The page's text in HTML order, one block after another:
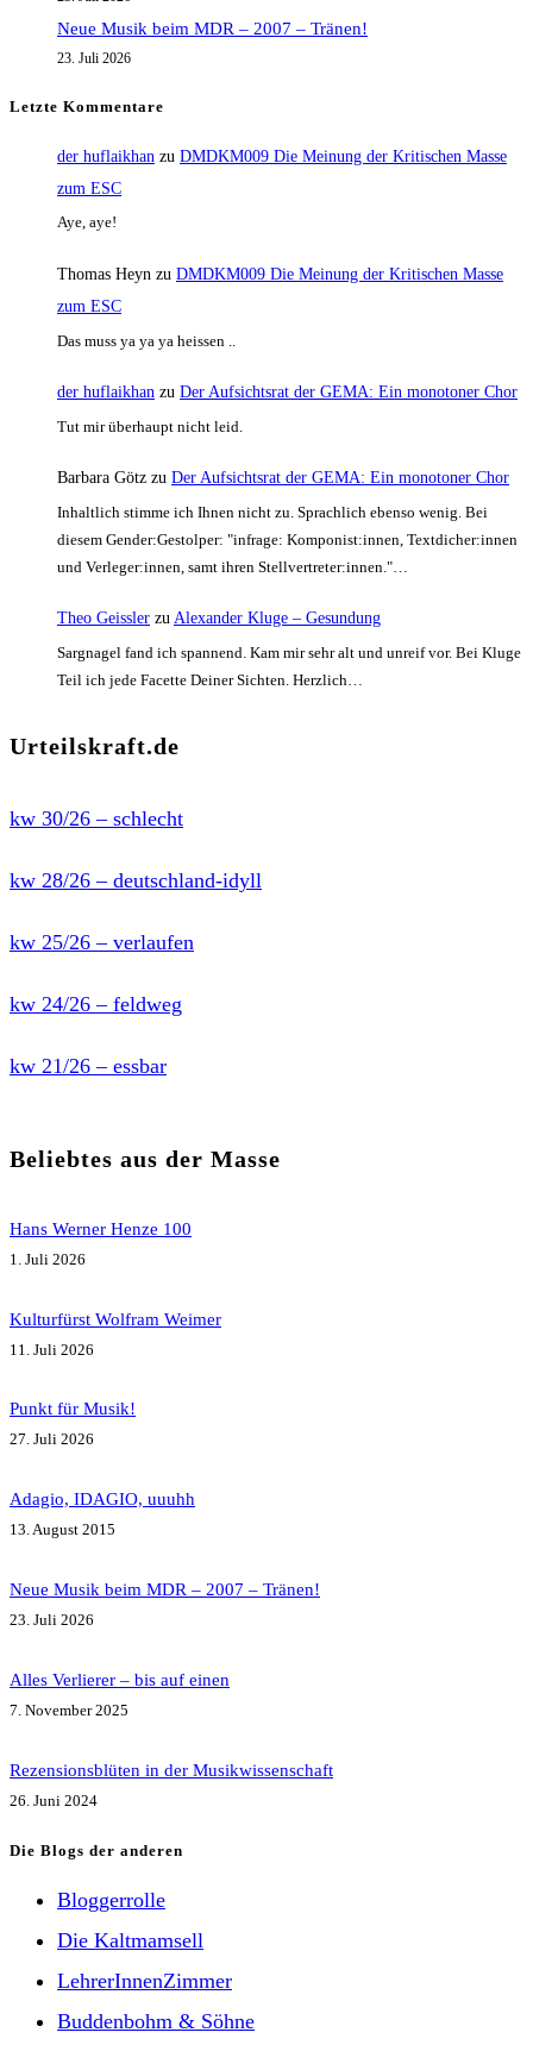
Neue Musik beim MDR – 2007 – Tränen!
23. Juli 2026
Letzte Kommentare
der huflaikhan zu DMDKM009 Die Meinung der Kritischen Masse
zum ESC
Aye, aye!
Thomas Heyn zu DMDKM009 Die Meinung der Kritischen Masse
zum ESC
Das muss ya ya ya heissen ..
der huflaikhan zu Der Aufsichtsrat der GEMA: Ein monotoner Chor
Tut mir überhaupt nicht leid.
Barbara Götz zu Der Aufsichtsrat der GEMA: Ein monotoner Chor
Inhaltlich stimme ich Ihnen nicht zu. Sprachlich ebenso wenig. Bei
diesem Gender:Gestolper: "infrage: Komponist:innen, Textdicher:innen
und Verleger:innen, samt ihren Stellvertreter:innen."…
Theo Geissler zuAlexander Kluge – Gesundung
Sargnagel fand ich spannend. Kam mir sehr alt und unreif vor. Bei Kluge
Teil ich jede Facette Deiner Sichten. Herzlich…
Urteilskraft.de
kw 30/26 – schlecht
kw 28/26 – deutschland-idyll
kw 25/26 – verlaufen
kw 24/26 – feldweg
kw 21/26 – essbar
Beliebtes aus der Masse
Hans Werner Henze 100
1. Juli 2026
Kulturfürst Wolfram Weimer
11. Juli 2026
Punkt für Musik!
27. Juli 2026
Adagio, IDAGIO, uuuhh
13. August 2015
Neue Musik beim MDR – 2007 – Tränen!
23. Juli 2026
Alles Verlierer – bis auf einen
7. November 2025
Rezensionsblüten in der Musikwissenschaft
26. Juni 2024
Die Blogs der anderen
Bloggerrolle
Die Kaltmamsell
LehrerInnenZimmer
Buddenbohm & Söhne